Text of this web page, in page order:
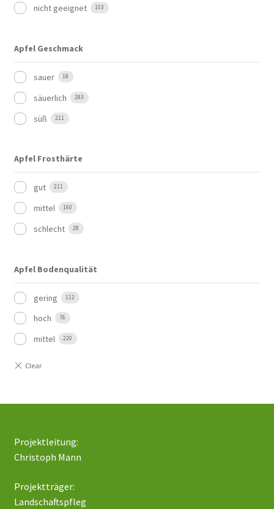
nicht geeignet 153
Apfel Geschmack
sauer 18
säuerlich 283
süß 211
Apfel Frosthärte
gut 211
mittel 160
schlecht 28
Apfel Bodenqualität
gering 112
hoch 76
mittel 220
Projektleitung:
Christoph Mann
Projektträger:
Landschaftspfleg